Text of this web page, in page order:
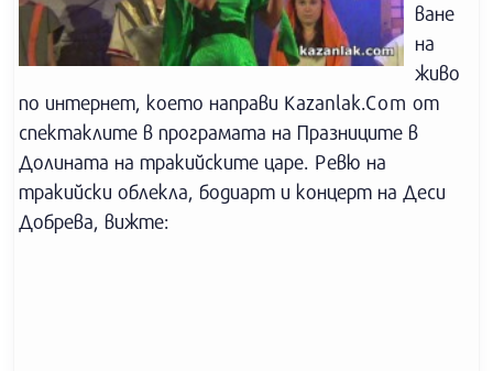
ване
на
живо
по интернет, което направи Kazanlаk.Com от
спектаклите в програмата на Празниците в
Долината на тракийските царе. Ревю на
тракийски облекла, бодиарт и концерт на Деси
Добрева, вижте: